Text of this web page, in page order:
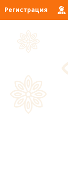
Регистрация